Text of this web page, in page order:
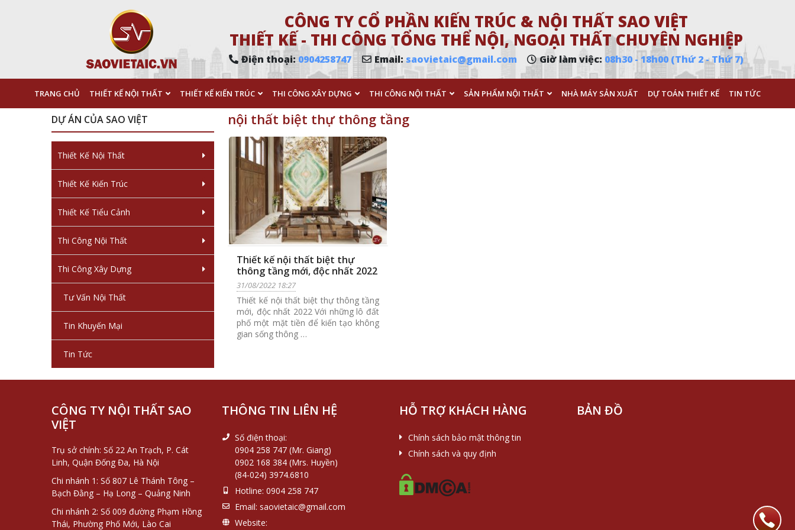
CÔNG TY CỔ PHẦN KIẾN TRÚC & NỘI THẤT SAO VIỆT
THIẾT KẾ - THI CÔNG TỔNG THỂ NỘI, NGOẠI THẤT CHUYÊN NGHIỆP
Điện thoại:0904258747 Email: saovietaic@gmail.com Giờ làm việc: 08h30 - 18h00 (Thứ 2 - Thứ 7)
TRANG CHỦ THIẾT KẾ NỘI THẤT THIẾT KẾ KIẾN TRÚC THI CÔNG XÂY DỰNG THI CÔNG NỘI THẤT SẢN PHẨM NỘI THẤT NHÀ MÁY SẢN XUẤT DỰ TOÁN THIẾT KẾ TIN TỨC
nội thất biệt thự thông tầng
Thiết kế nội thất biệt thự
thông tầng mới, độc nhất 2022
31/08/2022 18:27
Thiết kế nội thất biệt thự thông tầng
mới, độc nhất 2022 Với những lô đất
phố một mặt tiền để kiến tạo không
gian sống thông …
DỰ ÁN CỦA SAO VIỆT
Thiết Kế Nội Thất
Thiết Kế Kiến Trúc
Thiết Kế Tiểu Cảnh
Thi Công Nội Thất
Thi Công Xây Dựng
Tư Vấn Nội Thất
Tin Khuyến Mại
Tin Tức
CÔNG TY NỘI THẤT SAO
VIỆT
Trụ sở chính: Số 22 An Trạch, P. Cát
Linh, Quận Đống Đa, Hà Nội
Chi nhánh 1: Số 807 Lê Thánh Tông –
Bạch Đằng – Hạ Long – Quảng Ninh
Chi nhánh 2: Số 009 đường Phạm Hồng
Thái, Phường Phố Mới, Lào Cai
THÔNG TIN LIÊN HỆ
Số điện thoại:
0904 258 747 (Mr. Giang)
0902 168 384 (Mrs. Huyền)
(84-024) 3974.6810
Hotline: 0904 258 747
Email: saovietaic@gmail.com
Website:
HỖ TRỢ KHÁCH HÀNG
Chính sách bảo mật thông tin
Chính sách và quy định
BẢN ĐỒ